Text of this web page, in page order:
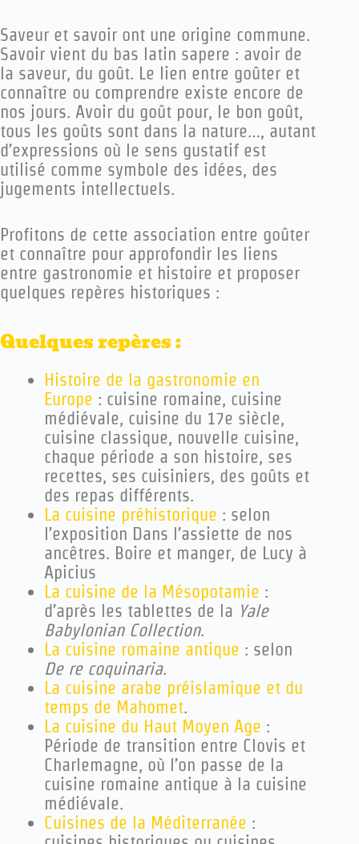
Saveur et savoir ont une origine commune.
Savoir vient du bas latin sapere : avoir de
la saveur, du goût. Le lien entre goûter et
connaître ou comprendre existe encore de
nos jours. Avoir du goût pour, le bon goût,
tous les goûts sont dans la nature…, autant
d’expressions où le sens gustatif est
utilisé comme symbole des idées, des
jugements intellectuels.
Profitons de cette association entre goûter
et connaître pour approfondir les liens
entre gastronomie et histoire et proposer
quelques repères historiques :
Quelques repères :
Histoire de la gastronomie en
Europe : cuisine romaine, cuisine
médiévale, cuisine du 17e siècle,
cuisine classique, nouvelle cuisine,
chaque période a son histoire, ses
recettes, ses cuisiniers, des goûts et
des repas différents.
La cuisine préhistorique : selon
l’exposition Dans l’assiette de nos
ancêtres. Boire et manger, de Lucy à
Apicius
La cuisine de la Mésopotamie :
d’après les tablettes de la Yale
Babylonian Collection.
La cuisine romaine antique : selon
De re coquinaria.
La cuisine arabe préislamique et du
temps de Mahomet
La cuisine du Haut Moyen Age :
Période de transition entre Clovis et
Charlemagne, où l’on passe de la
cuisine romaine antique à la cuisine
médiévale.
Cuisines de la Méditerranée :